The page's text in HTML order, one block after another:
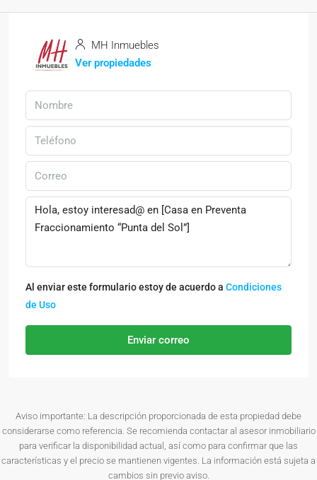
MH Inmuebles
Ver propiedades
Al enviar este formulario estoy de acuerdo a Condiciones
de Uso
Enviar correo
Aviso importante: La descripción proporcionada de esta propiedad debe
considerarse como referencia. Se recomienda contactar al asesor inmobiliario
para verificar la disponibilidad actual, así como para confirmar que las
características y el precio se mantienen vigentes. La información está sujeta a
cambios sin previo aviso.